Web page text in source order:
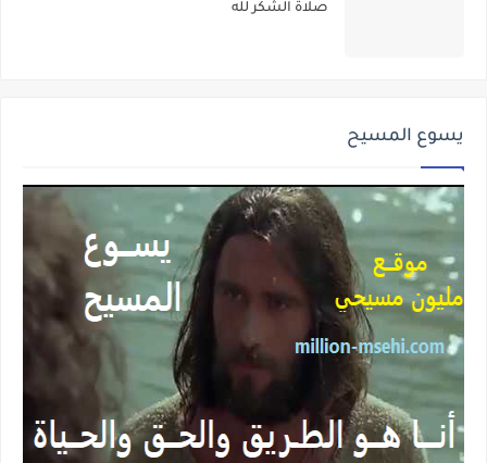
صلاة الشكر لله
يسوع المسيح